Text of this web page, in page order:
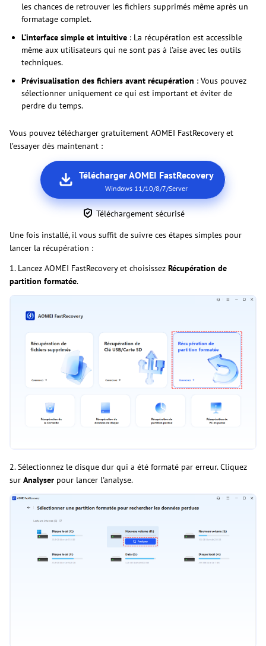
les chances de retrouver les fichiers supprimés même après un
formatage complet.
L’interface simple et intuitive : La récupération est accessible
même aux utilisateurs qui ne sont pas à l’aise avec les outils
techniques.
Prévisualisation des fichiers avant récupération : Vous pouvez
sélectionner uniquement ce qui est important et éviter de
perdre du temps.
Vous pouvez télécharger gratuitement AOMEI FastRecovery et
l’essayer dès maintenant :
Télécharger AOMEI FastRecovery
Windows 11/10/8/7/Server
Téléchargement sécurisé
Une fois installé, il vous suffit de suivre ces étapes simples pour
lancer la récupération :
1. Lancez AOMEI FastRecovery et choisissez Récupération de
partition formatée.
2. Sélectionnez le disque dur qui a été formaté par erreur. Cliquez
sur Analyser pour lancer l'analyse.